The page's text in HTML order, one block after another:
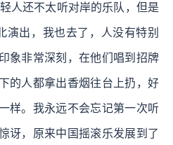
人还不太听对岸的乐队，但是
演出，我也去了，人没有特别
象非常深刻，在他们唱到招牌
的人都拿出香烟往台上扔，好
样。我永远不会忘记第一次听
讶，原来中国摇滚乐发展到了